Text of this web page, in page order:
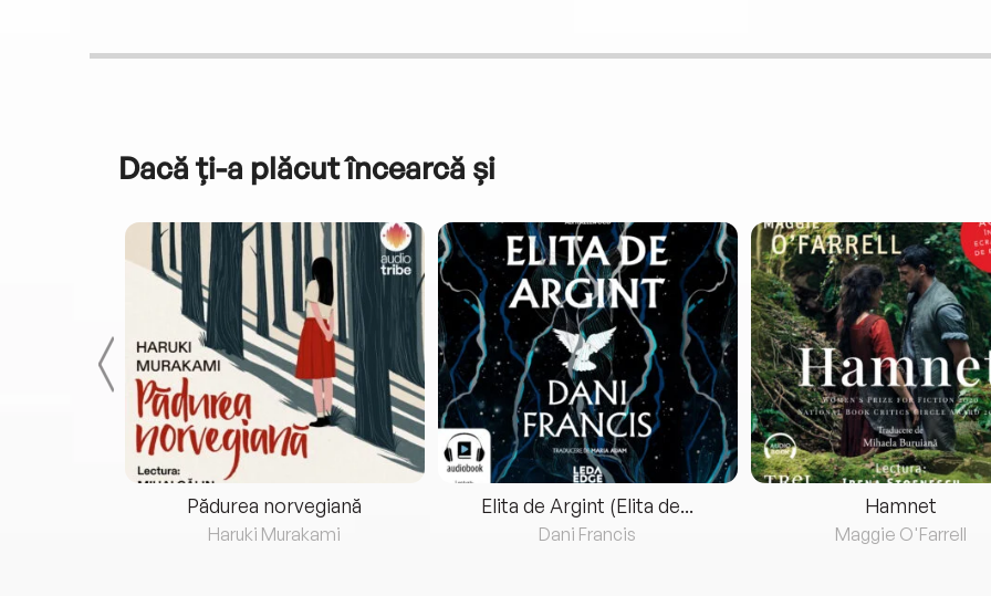
Dacă ți-a plăcut încearcă și
Pădurea norvegiană
Haruki Murakami
Elita de Argint (Elita de...
Dani Francis
Hamnet
Maggie O'Farrell